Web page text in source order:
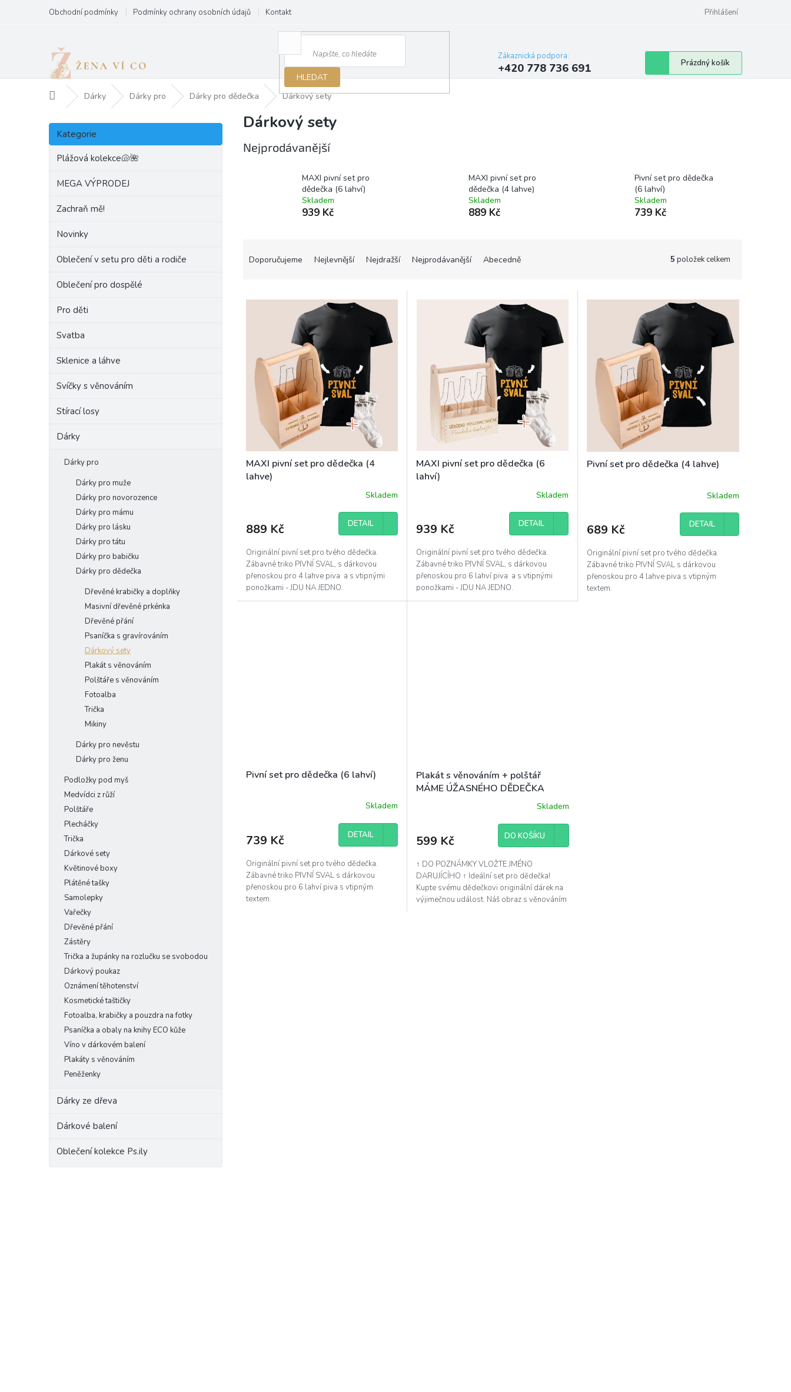
obsah
Obchodní podmínky Podmínky ochrany osobních údajů Kontakt Přihlášení
HLEDAT
Zákaznická podpora:
+420 778 736 691
Nákupní
košík
Prázdný košík
Domů Dárky Dárky pro Dárky pro dědečka Dárkový sety
P
s
Přeskočit
kategorie
Kategorie
Plážová kolekce🐚🌺
MEGA VÝPRODEJ
Zachraň mě!
Novinky
Oblečení v setu pro děti a rodiče
Oblečení pro dospělé
Pro děti
Svatba
Sklenice a láhve
Svíčky s věnováním
Stírací losy
Dárky
Dárky pro
Dárky pro muže
Dárky pro novorozence
Dárky pro mámu
Dárky pro lásku
Dárky pro tátu
Dárky pro babičku
Dárky pro dědečka
Dřevěné krabičky a doplňky
Masivní dřevěné prkénka
Dřevěné přání
Psaníčka s gravírováním
Dárkový sety
Plakát s věnováním
Polštáře s věnováním
Fotoalba
Trička
Mikiny
Dárky pro nevěstu
Dárky pro ženu
Podložky pod myš
Medvídci z růží
Polštáře
Plecháčky
Trička
Dárkové sety
Květinové boxy
Plátěné tašky
Samolepky
Vařečky
Dřevěné přání
Zástěry
Trička a župánky na rozlučku se svobodou
Dárkový poukaz
Oznámení těhotenství
Kosmetické taštičky
Fotoalba, krabičky a pouzdra na fotky
Psaníčka a obaly na knihy ECO kůže
Víno v dárkovém balení
Plakáty s věnováním
Peněženky
Dárky ze dřeva
Dárkové balení
Oblečení kolekce Ps.ily
Dárkový sety
Nejprodávanější
MAXI pivní set pro
dědečka (6 lahví)
Skladem
939 Kč
MAXI pivní set pro
dědečka (4 lahve)
Skladem
889 Kč
Pivní set pro dědečka
(6 lahví)
Skladem
739 Kč
n
Doporučujeme Nejlevnější Nejdražší Nejprodávanější Abecedně 5 položek celkem
V
ů
MAXI pivní set pro dědečka (4
lahve)
Skladem
889 Kč DETAIL
Originální pivní set pro tvého dědečka.
Zábavné triko PIVNÍ SVAL, s dárkovou
přenoskou pro 4 lahve piva a s vtipnými
ponožkami - JDU NA JEDNO.
MAXI pivní set pro dědečka (6
lahví)
Skladem
939 Kč DETAIL
Originální pivní set pro tvého dědečka.
Zábavné triko PIVNÍ SVAL, s dárkovou
přenoskou pro 6 lahví piva a s vtipnými
ponožkami - JDU NA JEDNO.
Pivní set pro dědečka (4 lahve)
Skladem
689 Kč DETAIL
Originální pivní set pro tvého dědečka.
Zábavné triko PIVNÍ SVAL s dárkovou
přenoskou pro 4 lahve piva s vtipným
textem.
Pivní set pro dědečka (6 lahví)
Skladem
739 Kč DETAIL
Originální pivní set pro tvého dědečka.
Zábavné triko PIVNÍ SVAL s dárkovou
přenoskou pro 6 lahví piva s vtipným
textem.
Plakát s věnováním + polštář
MÁME ÚŽASNÉHO DĚDEČKA
Skladem
599 Kč DO KOŠÍKU
↑ DO POZNÁMKY VLOŽTE JMÉNO
DARUJÍCÍHO ↑ Ideální set pro dědečka!
Kupte svému dědečkovi originální dárek na
výjimečnou událost. Náš obraz s věnováním